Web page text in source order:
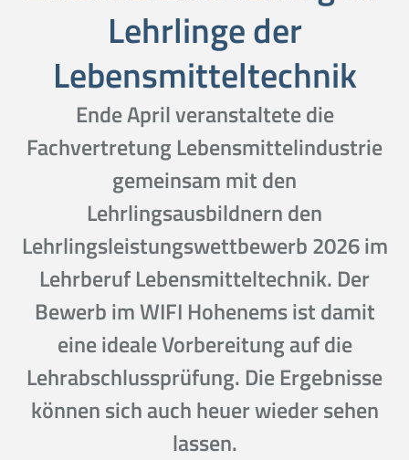
Lehrlinge der
Lebensmitteltechnik
Ende April veranstaltete die
Fachvertretung Lebensmittelindustrie
gemeinsam mit den
Lehrlingsausbildnern den
Lehrlingsleistungswettbewerb 2026 im
Lehrberuf Lebensmitteltechnik. Der
Bewerb im WIFI Hohenems ist damit
eine ideale Vorbereitung auf die
Lehrabschlussprüfung. Die Ergebnisse
können sich auch heuer wieder sehen
lassen.